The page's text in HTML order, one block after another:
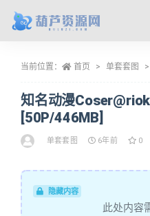
当前位置： 首页 单套套图
知名动漫
[50P/446MB]
单套套图 6年前 0
隐藏内容
此处内容